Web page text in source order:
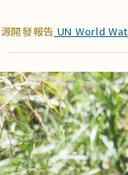
開發報告 UN World